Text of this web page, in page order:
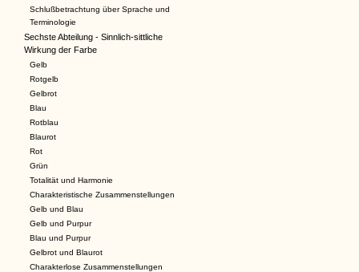
Schlußbetrachtung über Sprache und
Terminologie
Sechste Abteilung - Sinnlich-sittliche
Wirkung der Farbe
Gelb
Rotgelb
Gelbrot
Blau
Rotblau
Blaurot
Rot
Grün
Totalität und Harmonie
Charakteristische Zusammenstellungen
Gelb und Blau
Gelb und Purpur
Blau und Purpur
Gelbrot und Blaurot
Charakterlose Zusammenstellungen